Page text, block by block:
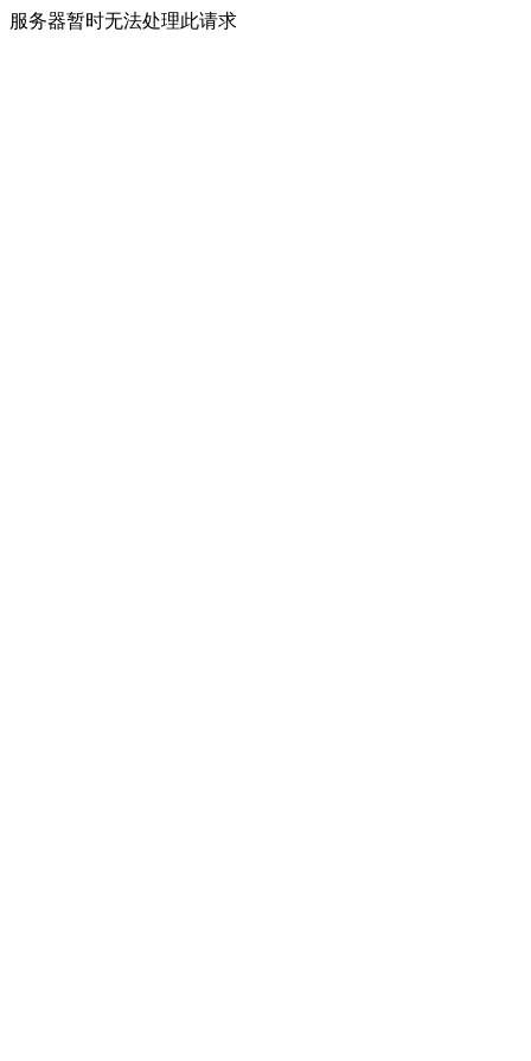
服务器暂时无法处理此请求